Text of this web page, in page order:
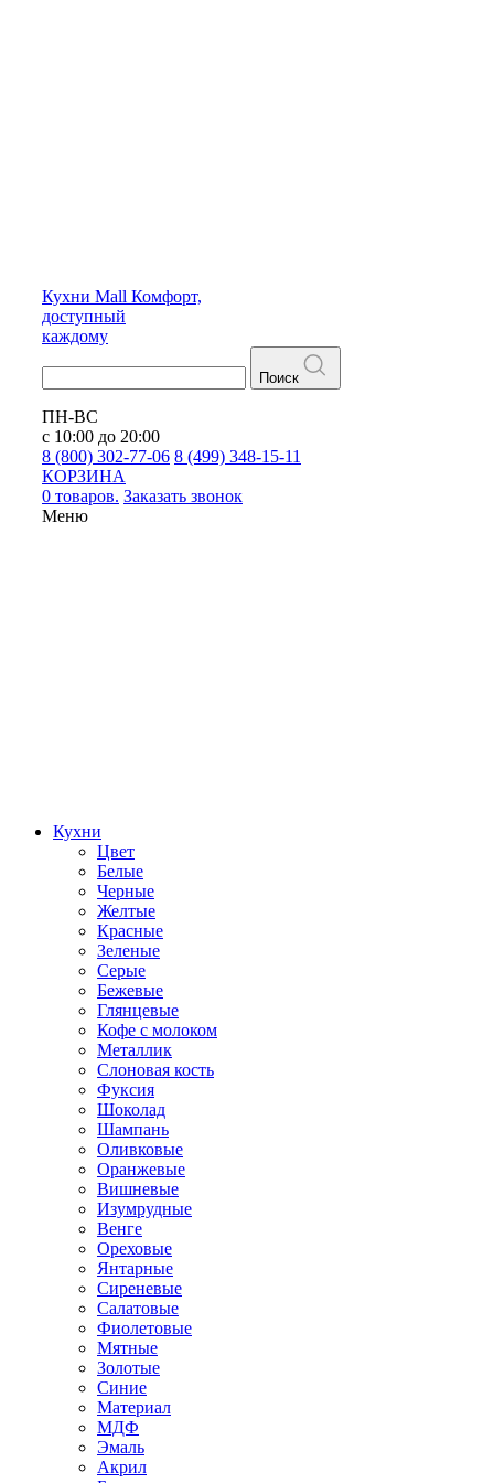
Кухни Mall Комфорт,
доступный
каждому
Поиск
ПН-ВС
с 10:00 до 20:00
8 (800) 302-77-06 8 (499) 348-15-11
КОРЗИНА
0 товаров. Заказать звонок
Меню
Кухни
Цвет
Белые
Черные
Желтые
Красные
Зеленые
Серые
Бежевые
Глянцевые
Кофе с молоком
Металлик
Слоновая кость
Фуксия
Шоколад
Шампань
Оливковые
Оранжевые
Вишневые
Изумрудные
Венге
Ореховые
Янтарные
Сиреневые
Салатовые
Фиолетовые
Мятные
Золотые
Синие
Материал
МДФ
Эмаль
Акрил